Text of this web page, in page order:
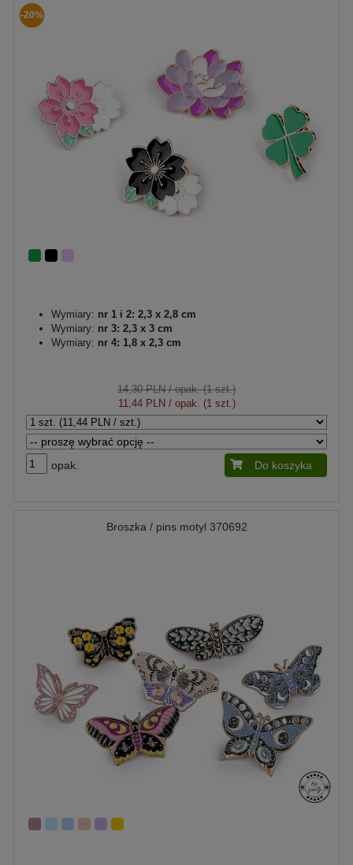
-20%
Wymiary: nr 1 i 2: 2,3 x 2,8 cm
Wymiary: nr 3: 2,3 x 3 cm
Wymiary: nr 4: 1,8 x 2,3 cm
14,30 PLN/ opak. (1 szt.)
11,44 PLN/ opak. (1 szt.)
opak. Do koszyka
Broszka / pins motyl 370692